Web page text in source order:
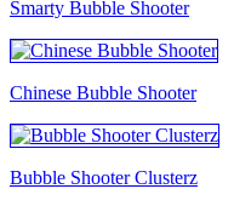
Smarty Bubble Shooter
Chinese Bubble Shooter
Bubble Shooter Clusterz